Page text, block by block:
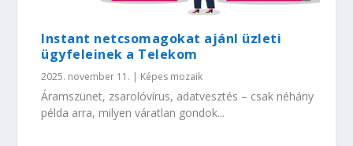
Instant netcsomagokat ajánl üzleti
ügyfeleinek a Telekom
2025. november 11. | Képes mozaik
Áramszünet, zsarolóvírus, adatvesztés – csak néhány
példa arra, milyen váratlan gondok...